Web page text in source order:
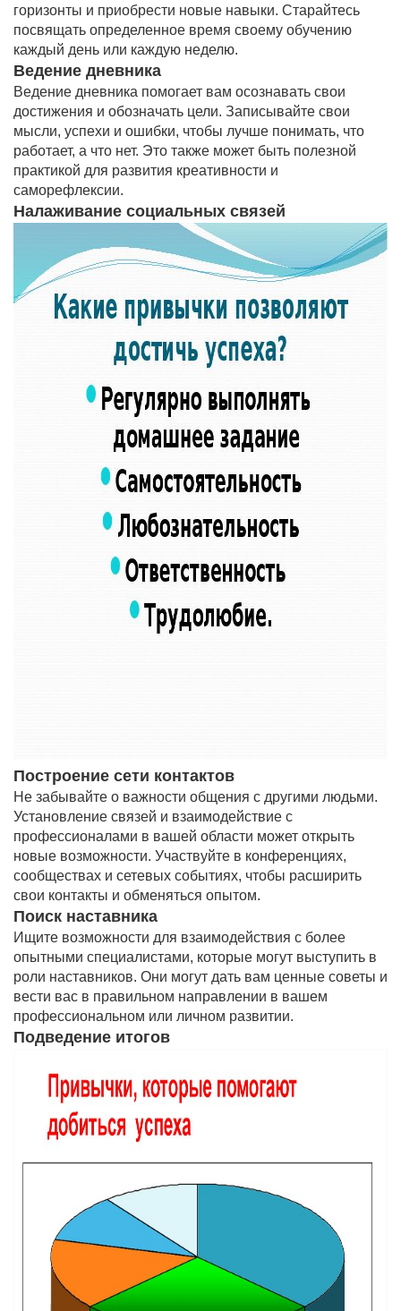
горизонты и приобрести новые навыки. Старайтесь
посвящать определенное время своему обучению
каждый день или каждую неделю.
Ведение дневника
Ведение дневника помогает вам осознавать свои
достижения и обозначать цели. Записывайте свои
мысли, успехи и ошибки, чтобы лучше понимать, что
работает, а что нет. Это также может быть полезной
практикой для развития креативности и
саморефлексии.
Налаживание социальных связей
Построение сети контактов
Не забывайте о важности общения с другими людьми.
Установление связей и взаимодействие с
профессионалами в вашей области может открыть
новые возможности. Участвуйте в конференциях,
сообществах и сетевых событиях, чтобы расширить
свои контакты и обменяться опытом.
Поиск наставника
Ищите возможности для взаимодействия с более
опытными специалистами, которые могут выступить в
роли наставников. Они могут дать вам ценные советы и
вести вас в правильном направлении в вашем
профессиональном или личном развитии.
Подведение итогов